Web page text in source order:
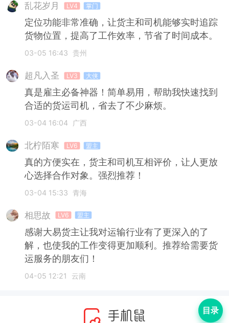
乱花岁月 LV4 掌门
定位功能非常准确，让货主和司机能够实时追踪
货物位置，提高了工作效率，节省了时间成本。
03-05 16:43 贵州
超凡入圣 LV3 大侠
真是雇主必备神器！简单易用，帮助我快速找到
合适的货运司机，省去了不少麻烦。
03-04 16:04 广西
北柠陌寒 LV6 盟主
真的方便实在，货主和司机互相评价，让人更放
心选择合作对象。强烈推荐！
03-04 15:33 青海
相思故 LV6 盟主
感谢大易货主让我对运输行业有了更深入的了
解，也使我的工作变得更加顺利。推荐给需要货
运服务的朋友们！
04-05 12:21 云南
目录